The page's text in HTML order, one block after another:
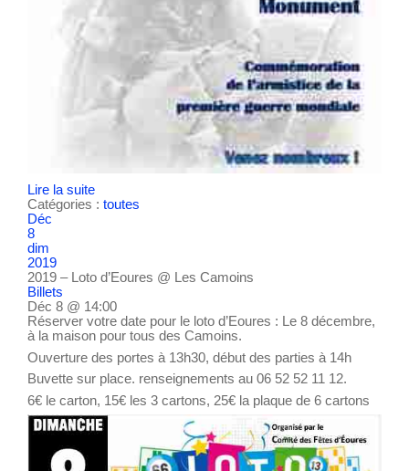
Lire la suite
Catégories : toutes
Déc
8
dim
2019
2019 – Loto d’Eoures @ Les Camoins
Billets
Déc 8 @ 14:00
Réserver votre date pour le loto d’Eoures : Le 8 décembre,
à la maison pour tous des Camoins.
Ouverture des portes à 13h30, début des parties à 14h
Buvette sur place. renseignements au 06 52 52 11 12.
6€ le carton, 15€ les 3 cartons, 25€ la plaque de 6 cartons